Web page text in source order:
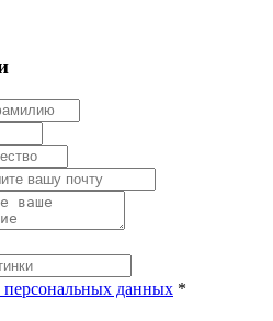
персональных данных *